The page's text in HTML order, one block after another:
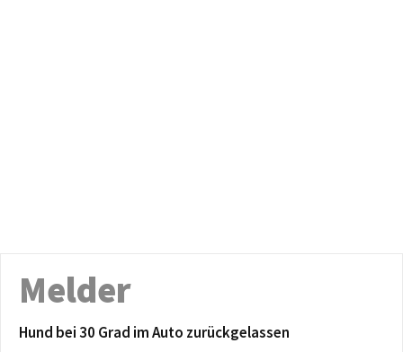
Melder
Hund bei 30 Grad im Auto zurückgelassen